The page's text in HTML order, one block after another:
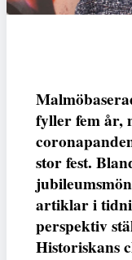
fyller fem år,
stor fest.
artiklar i
perspektiv
Historiskans